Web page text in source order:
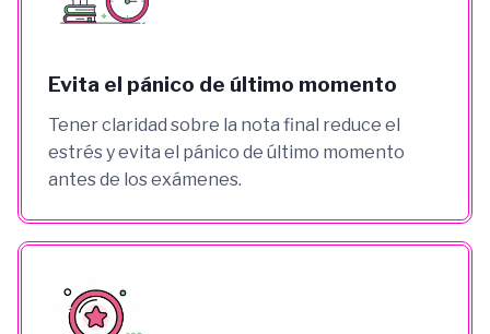
Evita el pánico de último momento
Tener claridad sobre la nota final reduce el
estrés y evita el pánico de último momento
antes de los exámenes.